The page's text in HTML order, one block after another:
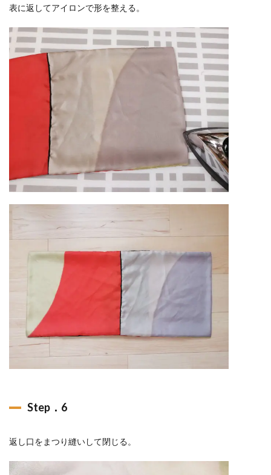
表に返してアイロンで形を整える。
Step．6
返し口をまつり縫いして閉じる。